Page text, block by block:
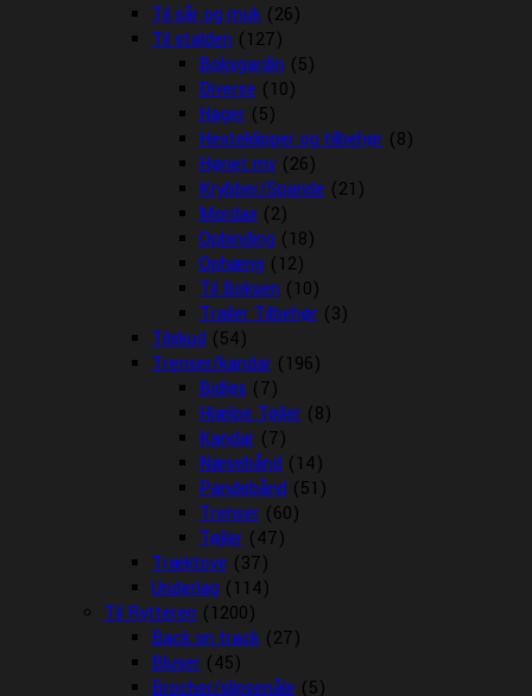
Til sår og muk (26)
Til stalden (127)
Boksgardin (5)
Diverse (10)
Hager (5)
Hesteklipper og tilbehør (8)
Hønet mv (26)
Krybber/Spande (21)
Mordax (2)
Opbinding (18)
Ophæng (12)
Til Boksen (10)
Trailer Tilbehør (3)
Tilskud (54)
Trenser/kandar (196)
Bidløs (7)
Hjælpe Tøjler (8)
Kandar (7)
Næsebånd (14)
Pandebånd (51)
Trenser (60)
Tøjler (47)
Træktove (37)
Underlag (114)
Til Rytteren (1200)
Back on track (27)
Bluser (45)
Brocher/slipsenåle (5)